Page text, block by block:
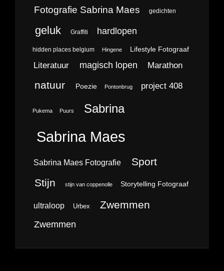
Fotografie Sabrina Maes gedichten
geluk Graffiti hardlopen
hidden places belgium Hingene Lifestyle Fotograaf
Literatuur magisch lopen Marathon
natuur Poezie Pontonbrug project 408
Pukema Puurs Sabrina
Sabrina Maes
Sabrina Maes Fotografie Sport
Stijn stijn van coppenolle Storytelling Fotograaf
ultraloop Urbex Zwemmen
Zwemmen